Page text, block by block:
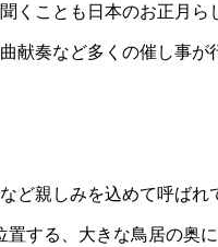
くことも日本のお正月ら
献奏など多くの催し事
ど親しみを込めて呼ばれ
する、大きな鳥居の奥